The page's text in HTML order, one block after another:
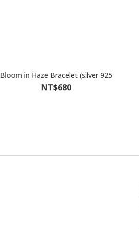
Bloom in Haze Bracelet (silver 925
NT$680